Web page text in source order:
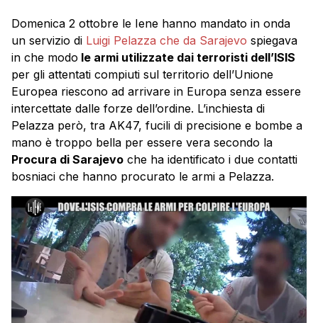
Domenica 2 ottobre le Iene hanno mandato in onda
un servizio di Luigi Pelazza che da Sarajevo spiegava
in che modo le armi utilizzate dai terroristi dell’ISIS
per gli attentati compiuti sul territorio dell’Unione
Europea riescono ad arrivare in Europa senza essere
intercettate dalle forze dell’ordine. L’inchiesta di
Pelazza però, tra AK47, fucili di precisione e bombe a
mano è troppo bella per essere vera secondo la
Procura di Sarajevo che ha identificato i due contatti
bosniaci che hanno procurato le armi a Pelazza.